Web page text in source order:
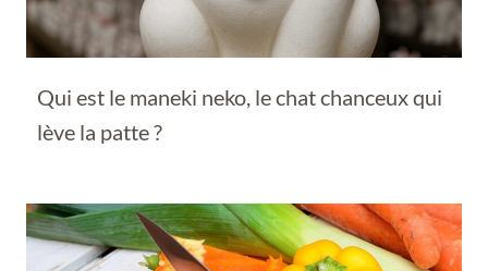
Qui est le maneki neko, le chat chanceux qui
lève la patte ?